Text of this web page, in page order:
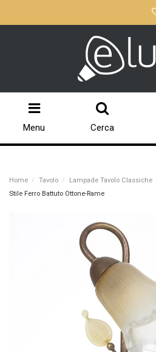
Menu Cerca
Home Tavolo Lampade Tavolo Classiche
Stile Ferro Battuto Ottone-Rame